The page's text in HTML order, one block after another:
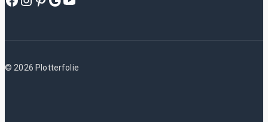
© 2026 Plotterfolie